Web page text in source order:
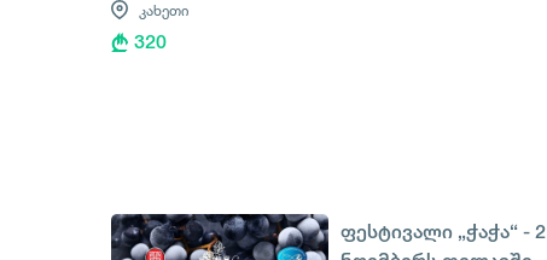
კახეთი
320
ფესტივალი „ჭაჭა“ - 2